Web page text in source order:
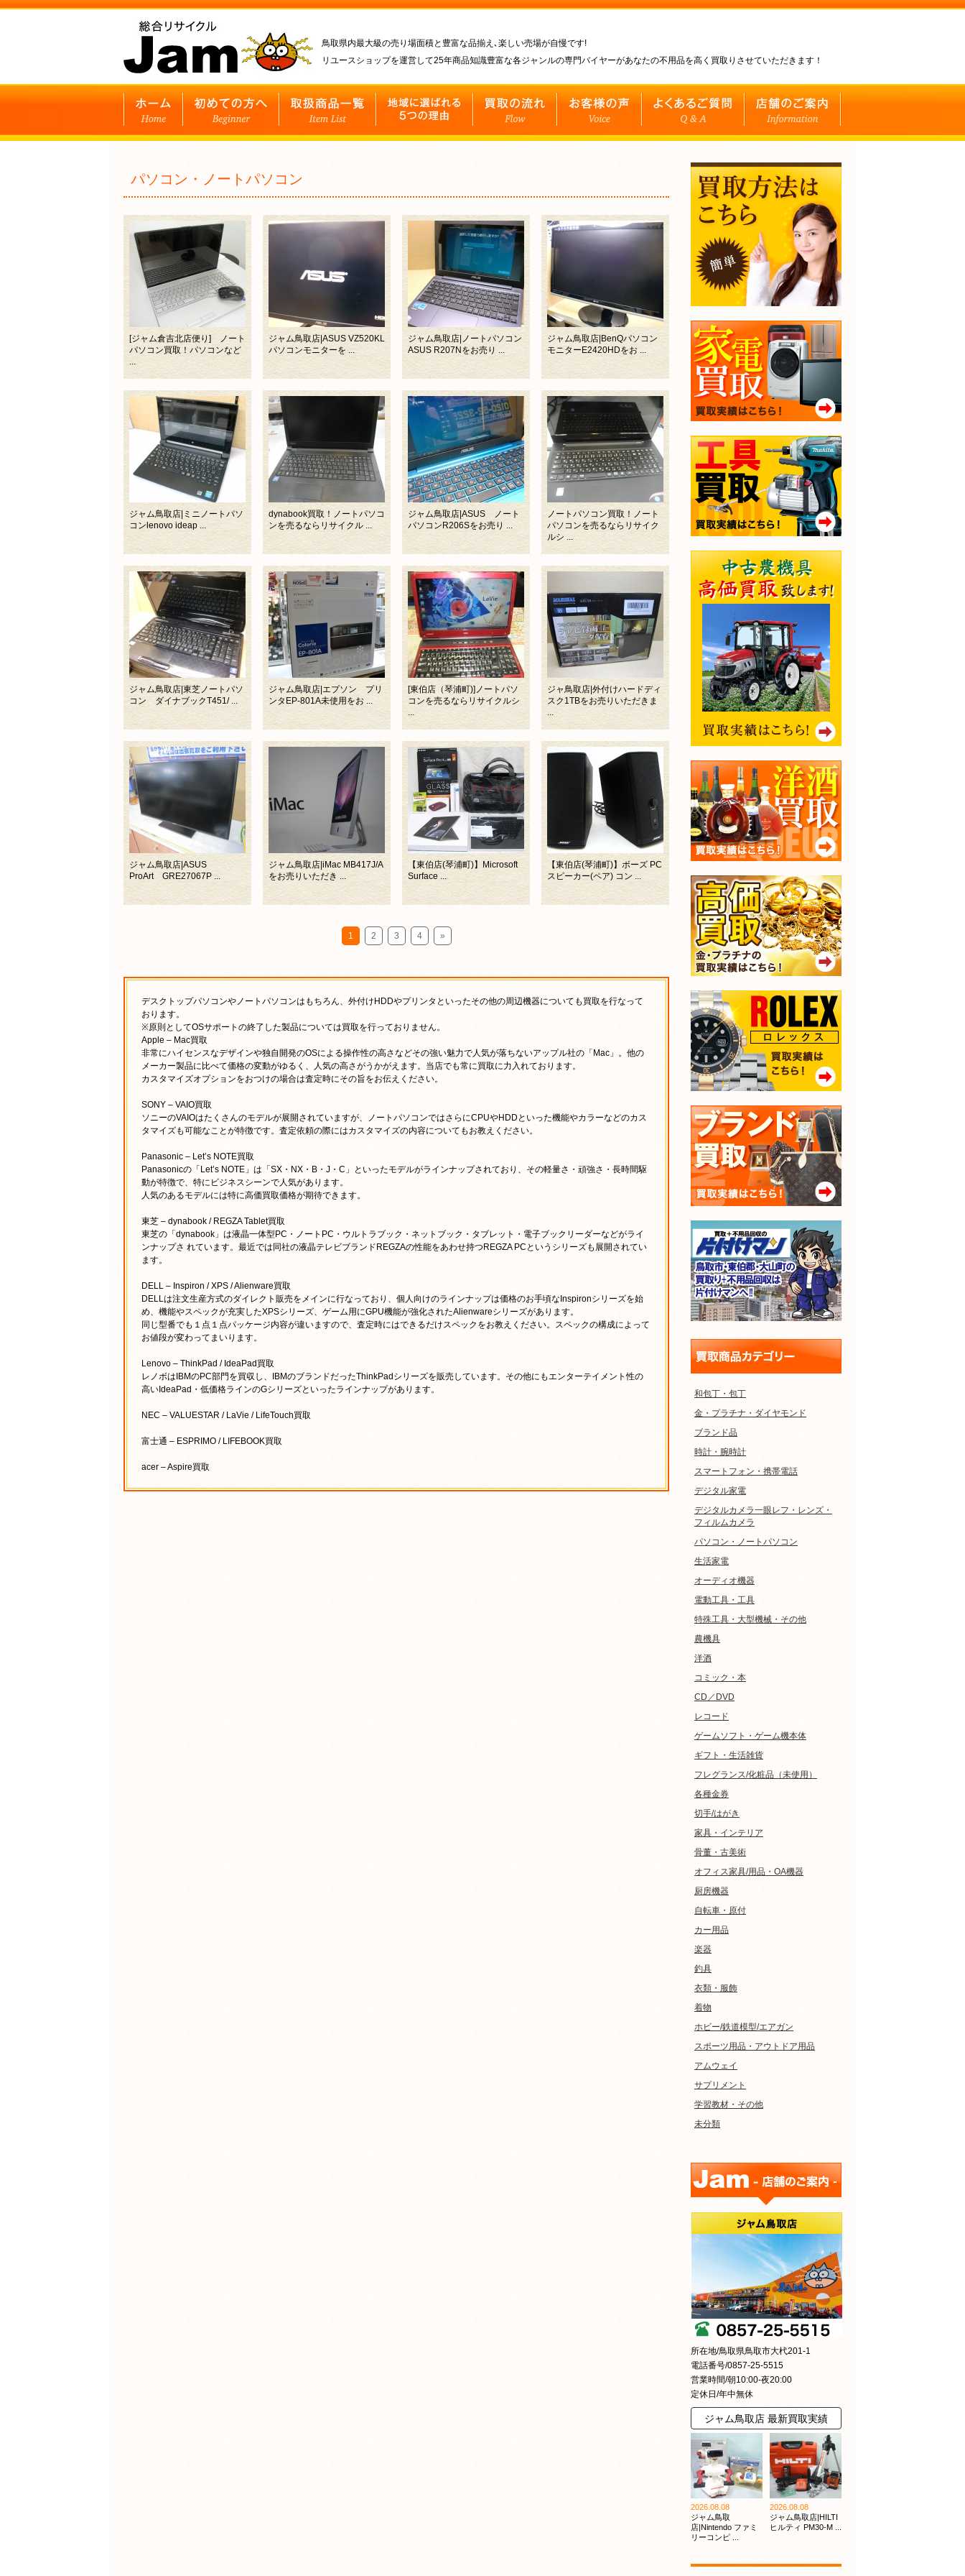
鳥取県内最大級の売り場面積と豊富な品揃え､楽しい売場が自慢です!
リユースショップを運営して25年商品知識豊富な各ジャンルの専門バイヤーがあなたの不用品を高く買取りさせていただきます！
パソコン・ノートパソコン
[ジャム倉吉北店便り] ノート
パソコン買取！パソコンなど
...
ジャム鳥取店|ASUS VZ520KL
パソコンモニターを ...
ジャム鳥取店|ノートパソコン
ASUS R207Nをお売り ...
ジャム鳥取店|BenQパソコン
モニターE2420HDをお ...
ジャム鳥取店|ミニノートパソ
コンlenovo ideap ...
dynabook買取！ノートパソコ
ンを売るならリサイクル ...
ジャム鳥取店|ASUS ノート
パソコンR206Sをお売り ...
ノートパソコン買取！ノート
パソコンを売るならリサイク
ルシ ...
ジャム鳥取店|東芝ノートパソ
コン ダイナブックT451/ ...
ジャム鳥取店|エプソン プリ
ンタEP-801A未使用をお ...
[東伯店（琴浦町)]ノートパソ
コンを売るならリサイクルシ
...
ジャ鳥取店|外付けハードディ
スク1TBをお売りいただきま
...
ジャム鳥取店|ASUS
ProArt GRE27067P ...
ジャム鳥取店|iMac MB417J/A
をお売りいただき ...
【東伯店(琴浦町)】Microsoft
Surface ...
【東伯店(琴浦町)】ボーズ PC
スピーカー(ペア) コン ...
1 2 3 4 »
デスクトップパソコンやノートパソコンはもちろん、外付けHDDやプリンタといったその他の周辺機器についても買取を行なって
おります。
※原則としてOSサポートの終了した製品については買取を行っておりません。
Apple – Mac買取
非常にハイセンスなデザインや独自開発のOSによる操作性の高さなどその強い魅力で人気が落ちないアップル社の「Mac」。他の
メーカー製品に比べて価格の変動がゆるく、人気の高さがうかがえます。当店でも常に買取に力入れております。
カスタマイズオプションをおつけの場合は査定時にその旨をお伝えください。
SONY – VAIO買取
ソニーのVAIOはたくさんのモデルが展開されていますが、ノートパソコンではさらにCPUやHDDといった機能やカラーなどのカス
タマイズも可能なことが特徴です。査定依頼の際にはカスタマイズの内容についてもお教えください。
Panasonic – Let’s NOTE買取
Panasonicの「Let’s NOTE」は「SX・NX・B・J・C」といったモデルがラインナップされており、その軽量さ・頑強さ・長時間駆
動が特徴で、特にビジネスシーンで人気があります。
人気のあるモデルには特に高価買取価格が期待できます。
東芝 – dynabook / REGZA Tablet買取
東芝の「dynabook」は液晶一体型PC・ノートPC・ウルトラブック・ネットブック・タブレット・電子ブックリーダーなどがライ
ンナップさ れています。最近では同社の液晶テレビブランドREGZAの性能をあわせ持つREGZA PCというシリーズも展開されてい
ます。
DELL – Inspiron / XPS / Alienware買取
DELLは注文生産方式のダイレクト販売をメインに行なっており、個人向けのラインナップは価格のお手頃なInspironシリーズを始
め、機能やスペックが充実したXPSシリーズ、ゲーム用にGPU機能が強化されたAlienwareシリーズがあります。
同じ型番でも１点１点パッケージ内容が違いますので、査定時にはできるだけスペックをお教えください。スペックの構成によって
お値段が変わってまいります。
Lenovo – ThinkPad / IdeaPad買取
レノボはIBMのPC部門を買収し、IBMのブランドだったThinkPadシリーズを販売しています。その他にもエンターテイメント性の
高いIdeaPad・低価格ラインのGシリーズといったラインナップがあります。
NEC – VALUESTAR / LaVie / LifeTouch買取
富士通 – ESPRIMO / LIFEBOOK買取
acer – Aspire買取
和包丁・包丁
金・プラチナ・ダイヤモンド
ブランド品
時計・腕時計
スマートフォン・携帯電話
デジタル家電
デジタルカメラ一眼レフ・レンズ・
フィルムカメラ
パソコン・ノートパソコン
生活家電
オーディオ機器
電動工具・工具
特殊工具・大型機械・その他
農機具
洋酒
コミック・本
CD／DVD
レコード
ゲームソフト・ゲーム機本体
ギフト・生活雑貨
フレグランス/化粧品（未使用）
各種金券
切手/はがき
家具・インテリア
骨董・古美術
オフィス家具/用品・OA機器
厨房機器
自転車・原付
カー用品
楽器
釣具
衣類・服飾
着物
ホビー/鉄道模型/エアガン
スポーツ用品・アウトドア用品
アムウェイ
サプリメント
学習教材・その他
未分類
所在地/鳥取県鳥取市大杙201-1
電話番号/0857-25-5515
営業時間/朝10:00-夜20:00
定休日/年中無休
ジャム鳥取店 最新買取実績
2026.08.08
ジャム鳥取
店|Nintendo ファミ
リーコンピ ...
2026.08.08
ジャム鳥取店|HILTI
ヒルティ PM30-M ...